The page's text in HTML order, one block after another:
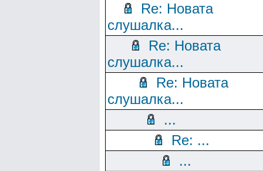
Re: Новата
слушалка...
Re: Новата
слушалка...
Re: Новата
слушалка...
...
Re: ...
...